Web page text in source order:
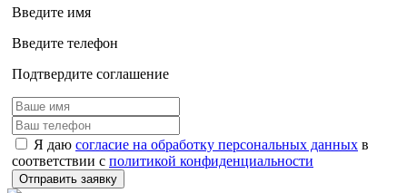
Введите имя
Введите телефон
Подтвердите соглашение
Я даю согласие на обработку персональных данных в
соответствии с политикой конфиденциальности
Отправить заявку